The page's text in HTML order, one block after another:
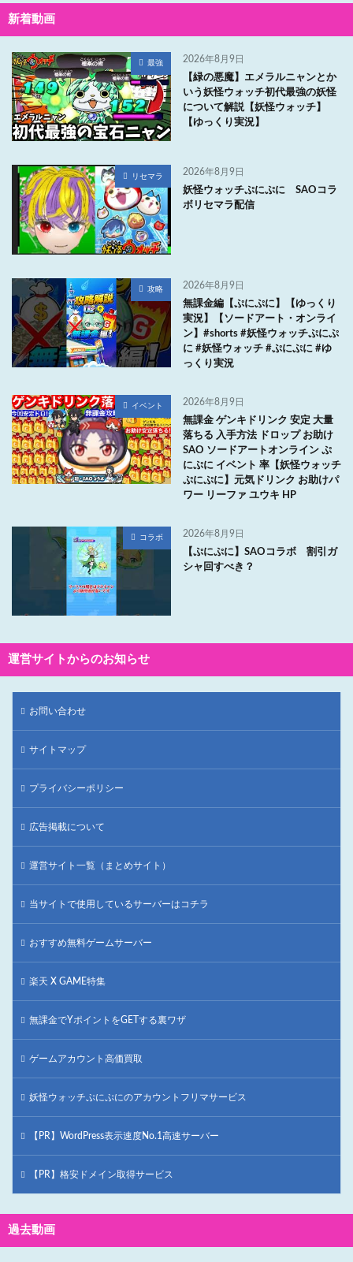
新着動画
最強 2026年8月9日
【緑の悪魔】エメラルニャンとか
いう妖怪ウォッチ初代最強の妖怪
について解説【妖怪ウォッチ】
【ゆっくり実況】
リセマラ 2026年8月9日
妖怪ウォッチぷにぷに SAOコラ
ボリセマラ配信
攻略 2026年8月9日
無課金編【ぷにぷに】【ゆっくり
実況】【ソードアート・オンライ
ン】#shorts #妖怪ウォッチぷにぷ
に #妖怪ウォッチ #ぷにぷに #ゆ
っくり実況
イベント 2026年8月9日
無課金 ゲンキドリンク 安定 大量
落ちる 入手方法 ドロップ お助け
SAO ソードアートオンライン ぷ
にぷに イベント 率【妖怪ウォッチ
ぷにぷに】元気ドリンク お助けパ
ワー リーファ ユウキ HP
コラボ 2026年8月9日
【ぷにぷに】SAOコラボ 割引ガ
シャ回すべき？
運営サイトからのお知らせ
お問い合わせ
サイトマップ
プライバシーポリシー
広告掲載について
運営サイト一覧（まとめサイト）
当サイトで使用しているサーバーはコチラ
おすすめ無料ゲームサーバー
楽天 X GAME特集
無課金でYポイントをGETする裏ワザ
ゲームアカウント高価買取
妖怪ウォッチぷにぷにのアカウントフリマサービス
【PR】WordPress表示速度No.1高速サーバー
【PR】格安ドメイン取得サービス
過去動画